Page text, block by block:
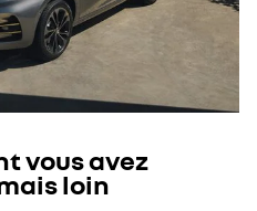
vous avez
loin